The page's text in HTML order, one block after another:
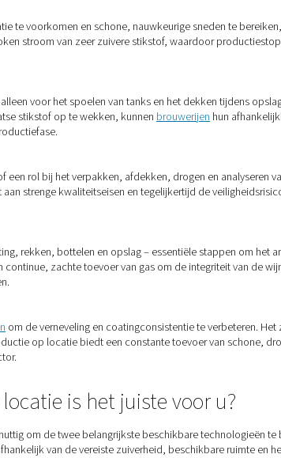
ongebruikt gas kunnen ontluchten,
te elimineren, vermindert de productie
meer.
op locatie een echt
materialen te beschermen of de
om inerte omgevingen te creëren die
op locatie biedt een consistente
prints.
om oxidatie te voorkomen en schone,
ononderbroken stroom van zeer